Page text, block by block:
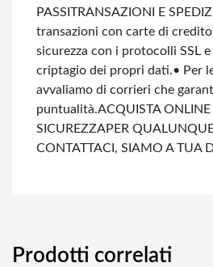
PASSI TRANSAZIONI E
transazioni con carte di
sicurezza con i protocolli SSL
criptagio dei propri dati.• Per
avvaliamo di corrieri che
puntualità.ACQUISTA
SICUREZZAPER
CONTATTACI, SIAMO A TUA
Prodotti correlati